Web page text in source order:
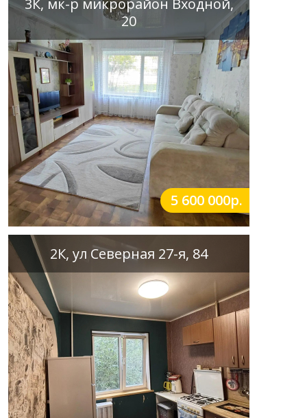
3К, мк-р микрорайон Входной,
20
5 600 000р.
2К, ул Северная 27-я, 84